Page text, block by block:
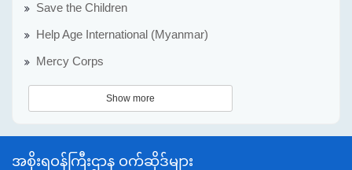
Save the Children
Help Age International (Myanmar)
Mercy Corps
Show more
အစိုးရဝန်ကြီးဌာန ဝက်ဆိုဒ်များ